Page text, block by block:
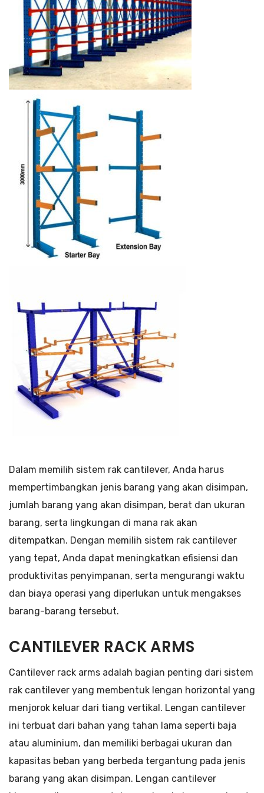
Dalam memilih sistem rak cantilever, Anda harus
mempertimbangkan jenis barang yang akan disimpan,
jumlah barang yang akan disimpan, berat dan ukuran
barang, serta lingkungan di mana rak akan
ditempatkan. Dengan memilih sistem rak cantilever
yang tepat, Anda dapat meningkatkan efisiensi dan
produktivitas penyimpanan, serta mengurangi waktu
dan biaya operasi yang diperlukan untuk mengakses
barang-barang tersebut.
CANTILEVER RACK ARMS
Cantilever rack arms adalah bagian penting dari sistem
rak cantilever yang membentuk lengan horizontal yang
menjorok keluar dari tiang vertikal. Lengan cantilever
ini terbuat dari bahan yang tahan lama seperti baja
atau aluminium, dan memiliki berbagai ukuran dan
kapasitas beban yang berbeda tergantung pada jenis
barang yang akan disimpan. Lengan cantilever